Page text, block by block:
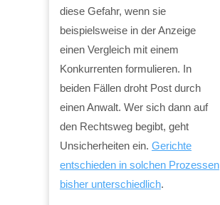
diese Gefahr, wenn sie
beispielsweise in der Anzeige
einen Vergleich mit einem
Konkurrenten formulieren. In
beiden Fällen droht Post durch
einen Anwalt. Wer sich dann auf
den Rechtsweg begibt, geht
Unsicherheiten ein. Gerichte
entschieden in solchen Prozessen
bisher unterschiedlich.